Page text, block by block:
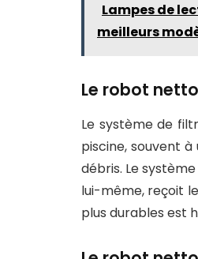
Lampes de
meilleurs
Le robot
Le système de
piscine, souvent
débris. Le
lui-même, reçoit
plus durables est